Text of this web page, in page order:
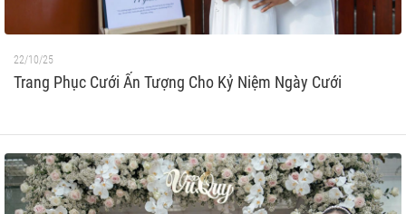
22/10/25
Trang Phục Cưới Ấn Tượng Cho Kỷ Niệm Ngày Cưới